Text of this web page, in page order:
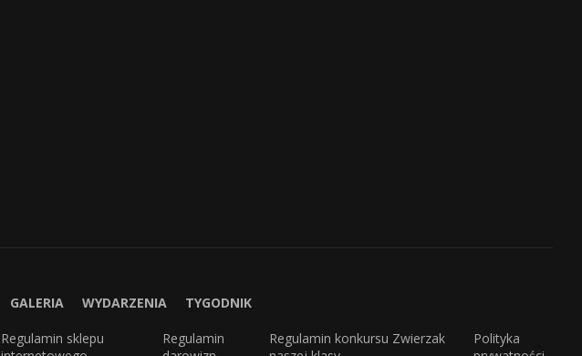
GALERIA WYDARZENIA TYGODNIK
Regulamin sklepu
Regulamin
Regulamin konkursu Zwierzak
Polityka